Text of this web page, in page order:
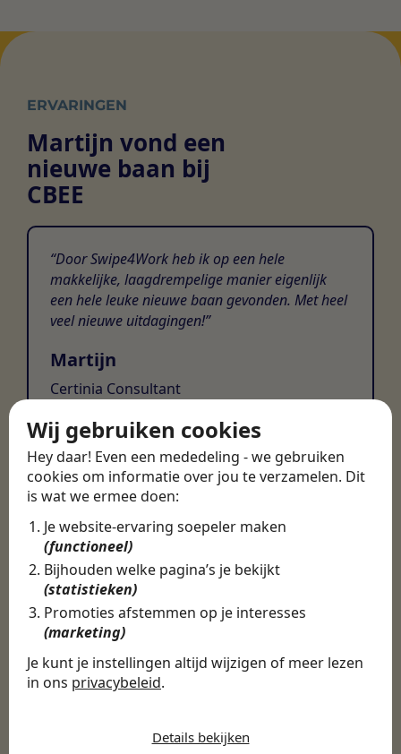
Wij gebruiken cookies
Hey daar! Even een mededeling - we gebruiken
cookies om informatie over jou te verzamelen. Dit
is wat we ermee doen:
Je website-ervaring soepeler maken
(functioneel)
Bijhouden welke pagina’s je bekijkt
(statistieken)
Promoties afstemmen op je interesses
(marketing)
Je kunt je instellingen altijd wijzigen of meer lezen
in ons privacybeleid.
Details bekijken
ERVARINGEN
Martijn vond een
nieuwe baan bij
CBEE
Door Swipe4Work heb ik op een hele
makkelijke, laagdrempelige manier eigenlijk
een hele leuke nieuwe baan gevonden. Met heel
veel nieuwe uitdagingen!
Martijn
Certinia Consultant